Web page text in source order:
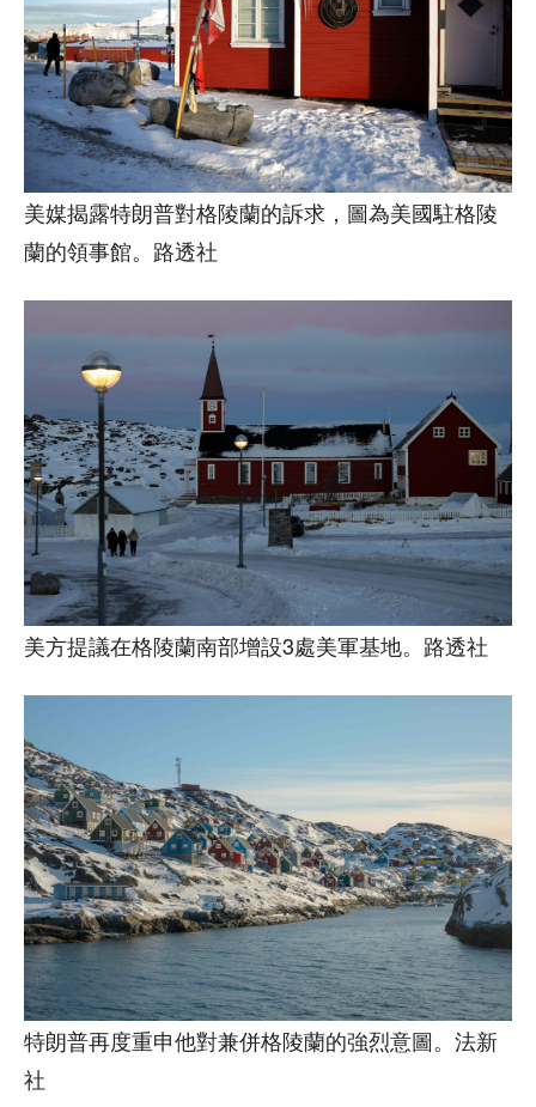
美媒揭露特朗普對格陵蘭的訴求，圖為美國駐格陵
蘭的領事館。路透社
美方提議在格陵蘭南部增設3處美軍基地。路透社
特朗普再度重申他對兼併格陵蘭的強烈意圖。法新
社